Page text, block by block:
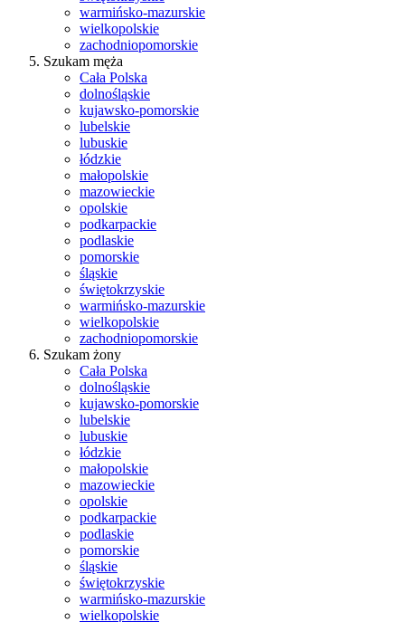
warmińsko-mazurskie
wielkopolskie
zachodniopomorskie
Szukam męża
Cała Polska
dolnośląskie
kujawsko-pomorskie
lubelskie
lubuskie
łódzkie
małopolskie
mazowieckie
opolskie
podkarpackie
podlaskie
pomorskie
śląskie
świętokrzyskie
warmińsko-mazurskie
wielkopolskie
zachodniopomorskie
Szukam żony
Cała Polska
dolnośląskie
kujawsko-pomorskie
lubelskie
lubuskie
łódzkie
małopolskie
mazowieckie
opolskie
podkarpackie
podlaskie
pomorskie
śląskie
świętokrzyskie
warmińsko-mazurskie
wielkopolskie